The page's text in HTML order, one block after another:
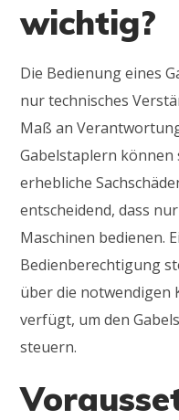
wichtig?
Die Bedienung eines
nur technisches
Maß an
Gabelstaplern können
erhebliche
entscheidend, dass
Maschinen bedienen.
Bedienberechtigung
über die notwendigen
verfügt, um den
steuern.